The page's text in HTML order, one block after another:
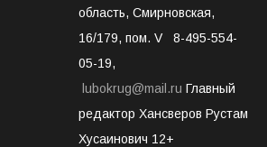
область, Смирновская,
16/179, пом. V 8-495-554-
05-19,
lubokrug@mail.ru Главный
редактор Хансверов Рустам
Хусаинович 12+